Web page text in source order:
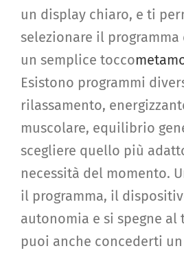
un display chiaro, e ti
selezionare il programma
un semplice tocco
Esistono programmi
rilassamento,
muscolare, equilibrio
scegliere quello più
necessità del momento.
il programma, il
autonomia e si spegne
puoi anche concederti